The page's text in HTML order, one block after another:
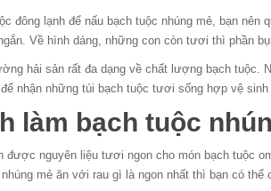
đông lạnh để nấu bạch tuộc nhúng mẻ, bạn nên
Về hình dáng, những con còn tươi thì phần
hải sản rất đa dạng về chất lượng bạch tuộc.
nhận những túi bạch tuộc tươi sống hợp vệ sinh
làm bạch tuộc
được nguyên liệu tươi ngon cho món bạch tuộc
mẻ ăn với rau gì là ngon nhất thì bạn có thể